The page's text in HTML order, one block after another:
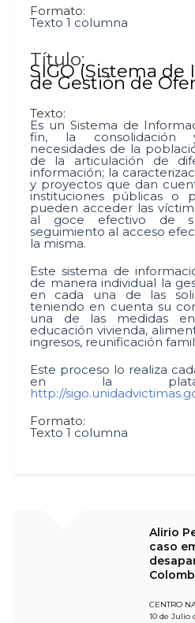
Formato:
Texto 1 columna
Título:
SIGO (Sistema de
de Gestión de
Texto:
Es un Sistema de
fin, la consolidación
necesidades de la
de la articulación de
información; la
y proyectos que dan
instituciones públicas o
pueden acceder las
al goce efectivo de
seguimiento al acceso
la misma.
Este sistema de
de manera individual la
en cada una de las
teniendo en cuenta su
una de las medidas
educación vivienda,
ingresos, reunificación
Este proceso lo realiza
en la
http://
Formato:
Texto 1 columna
Alirio
caso
CENTRO
10 de Julio